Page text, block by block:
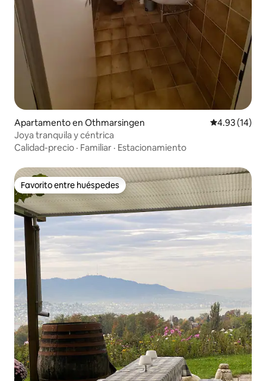
Apartamento en Othmarsingen Calificación
4.93 (14)
Joya tranquila y céntrica
Calidad-precio · Familiar · Estacionamiento
Favorito entre huéspedes
Favorito entre huéspedes